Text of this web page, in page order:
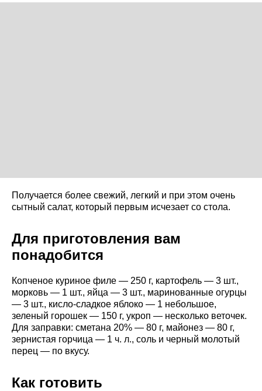
Получается более свежий, легкий и при этом очень
сытный салат, который первым исчезает со стола.
Для приготовления вам
понадобится
Копченое куриное филе — 250 г, картофель — 3 шт.,
морковь — 1 шт., яйца — 3 шт., маринованные огурцы
— 3 шт., кисло-сладкое яблоко — 1 небольшое,
зеленый горошек — 150 г, укроп — несколько веточек.
Для заправки: сметана 20% — 80 г, майонез — 80 г,
зернистая горчица — 1 ч. л., соль и черный молотый
перец — по вкусу.
Как готовить